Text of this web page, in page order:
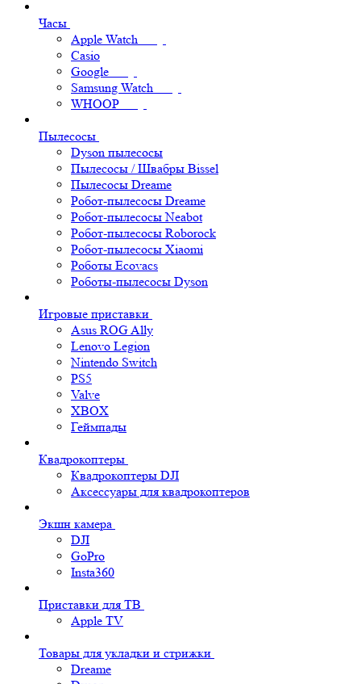
Часы
Apple Watch
Casio
Google
Samsung Watch
WHOOP
Пылесосы
Dyson пылесосы
Пылесосы / Швабры Bissel
Пылесосы Dreame
Робот-пылесосы Dreame
Робот-пылесосы Neabot
Робот-пылесосы Roborock
Робот-пылесосы Xiaomi
Роботы Ecovacs
Роботы-пылесосы Dyson
Игровые приставки
Asus ROG Ally
Lenovo Legion
Nintendo Switch
PS5
Valve
XBOX
Геймпады
Квадрокоптеры
Квадрокоптеры DJI
Аксессуары для квадрокоптеров
Экшн камера
DJI
GoPro
Insta360
Приставки для ТВ
Apple TV
Товары для укладки и стрижки
Dreame